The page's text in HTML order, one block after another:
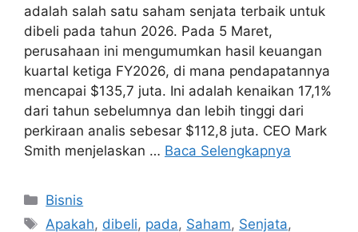
adalah salah satu saham senjata terbaik untuk
dibeli pada tahun 2026. Pada 5 Maret,
perusahaan ini mengumumkan hasil keuangan
kuartal ketiga FY2026, di mana pendapatannya
mencapai $135,7 juta. Ini adalah kenaikan 17,1%
dari tahun sebelumnya dan lebih tinggi dari
perkiraan analis sebesar $112,8 juta. CEO Mark
Smith menjelaskan … Baca Selengkapnya
Kategori
Bisnis
Tag
Apakah, dibeli, pada, Saham, Senjata,